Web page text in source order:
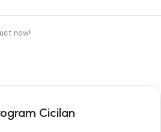
now!
Cicilan